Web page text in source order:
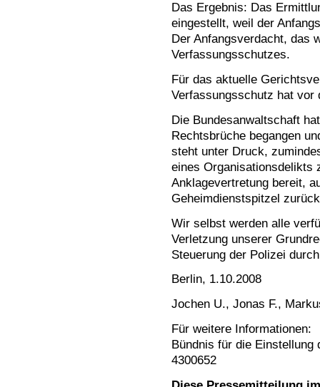
Das Ergebnis: Das
eingestellt, weil der
Der Anfangsverdacht, das
Verfassungsschutzes.
Für das aktuelle
Verfassungsschutz hat vor
Die Bundesanwaltschaft
Rechtsbrüche begangen
steht unter Druck,
eines Organisationsdelikts
Anklagevertretung bereit,
Geheimdienstspitzel
Wir selbst werden alle
Verletzung unserer
Steuerung der Polizei
Berlin, 1.10.2008
Jochen U., Jonas F.,
Für weitere Informationen:
Bündnis für die Einstellung
4300652